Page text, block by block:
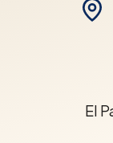
El